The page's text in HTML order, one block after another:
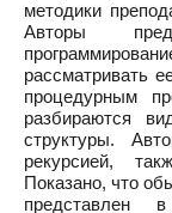
методики
Авторы
рассматривать
процедурным
разбираются
структуры.
рекурсией,
Показано, что
представлен